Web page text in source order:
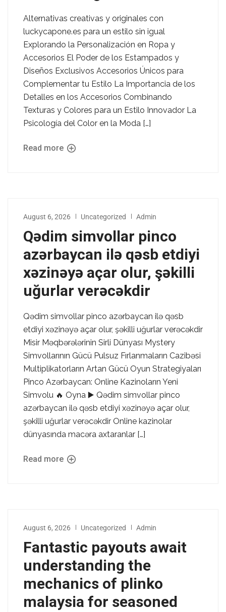
Alternativas creativas y originales con
luckycapone.es para un estilo sin igual
Explorando la Personalización en Ropa y
Accesorios El Poder de los Estampados y
Diseños Exclusivos Accesorios Únicos para
Complementar tu Estilo La Importancia de los
Detalles en los Accesorios Combinando
Texturas y Colores para un Estilo Innovador La
Psicología del Color en la Moda […]
Read more
August 6, 2026 Uncategorized Admin
Qədim simvollar pinco
azərbaycan ilə qəsb etdiyi
xəzinəyə açar olur, şəkilli
uğurlar verəcəkdir
Qədim simvollar pinco azərbaycan ilə qəsb
etdiyi xəzinəyə açar olur, şəkilli uğurlar verəcəkdir
Misir Məqbərələrinin Sirli Dünyası Mystery
Simvollarının Gücü Pulsuz Fırlanmaların Cazibəsi
Multiplikatorların Artan Gücü Oyun Strategiyaları
Pinco Azərbaycan: Online Kazinoların Yeni
Simvolu 🔥 Oyna ▶️ Qədim simvollar pinco
azərbaycan ilə qəsb etdiyi xəzinəyə açar olur,
şəkilli uğurlar verəcəkdir Online kazinolar
dünyasında macəra axtaranlar […]
Read more
August 6, 2026 Uncategorized Admin
Fantastic payouts await
understanding the
mechanics of plinko
malaysia for seasoned